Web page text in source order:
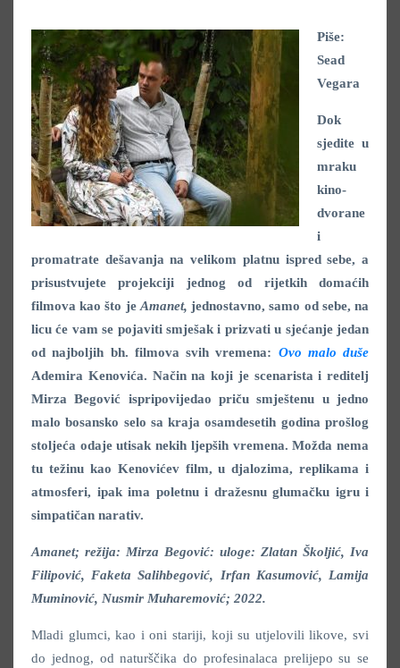
Piše:
Sead
Vegara
Dok
sjedite u
mraku
kino-
dvorane
i
promatrate dešavanja na velikom platnu ispred sebe, a
prisustvujete projekciji jednog od rijetkih domaćih
filmova kao što je Amanet,jednostavno, samo od sebe, na
licu će vam se pojaviti smješak i prizvati u sjećanje jedan
od najboljih bh. filmova svih vremena: Ovo malo duše
Ademira Kenovića. Način na koji je scenarista i reditelj
Mirza Begović ispripovijedao priču smještenu u jedno
malo bosansko selo sa kraja osamdesetih godina prošlog
stoljeća odaje utisak nekih ljepših vremena. Možda nema
tu težinu kao Kenovićev film, u djalozima, replikama i
atmosferi, ipak ima poletnu i dražesnu glumačku igru i
simpatičan narativ.
Amanet; režija: Mirza Begović: uloge: Zlatan Školjić, Iva
Filipović, Faketa Salihbegović, Irfan Kasumović, Lamija
Muminović, Nusmir Muharemović; 2022.
Mladi glumci, kao i oni stariji, koji su utjelovili likove, svi
do jednog, od naturščika do profesinalaca prelijepo su se